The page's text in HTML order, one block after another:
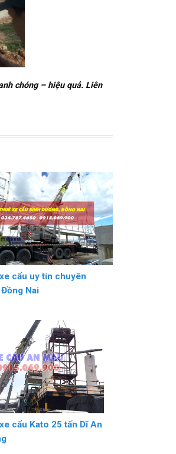
chóng – hiệu quả. Liên
cẩu uy tín chuyên
Nai
cẩu Kato 25 tấn Dĩ An